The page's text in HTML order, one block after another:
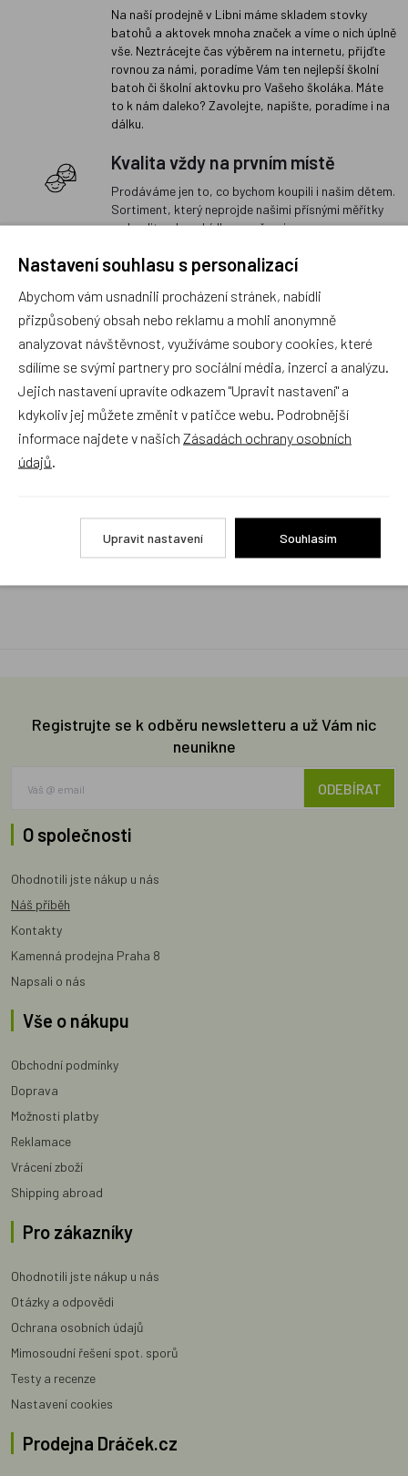
Na naší prodejně v Libni máme skladem stovky
batohů a aktovek mnoha značek a víme o nich úplně
vše. Neztrácejte čas výběrem na internetu, přijďte
rovnou za námi, poradíme Vám ten nejlepší školní
batoh či školní aktovku pro Vašeho školáka. Máte
to k nám daleko? Zavolejte, napište, poradíme i na
dálku.
Kvalita vždy na prvním místě
Prodáváme jen to, co bychom koupili i našim dětem.
Sortiment, který neprojde našimi přísnými měřítky
na kvalitu, do nabídky nezařazujeme.
Rychlé vyřízení reklamace i na dálku
Pokud to povaha vady umožňuje (zjevná
neopravitelnost výrobku), reklamaci vyřídíme i na
základě pouhého zaslání fotografií na náš email a
vyměníme zboží kus za kus. Vždy se snažíme šetřit
Váš čas a peníze. Můžeme si to dovolit, protože
naše kvalitní zboží zákazníci téměř nereklamují.
Milujeme české výrobky
Objednávky obsahující jen skladové položky
expedujeme i v den objednávky, ostatní dle dodací
Registrujte se k odběru newsletteru a už Vám nic
neunikne
ODEBÍRAT
O společnosti
Ohodnotili jste nákup u nás
Náš příběh
Kontakty
Kamenná prodejna Praha 8
Napsali o nás
Vše o nákupu
Obchodní podmínky
Doprava
Možnosti platby
Reklamace
Vrácení zboží
Shipping abroad
Pro zákazníky
Ohodnotili jste nákup u nás
Otázky a odpovědi
Ochrana osobních údajů
Mimosoudní řešení spot. sporů
Testy a recenze
Nastavení cookies
Prodejna Dráček.cz
Nastavení souhlasu s personalizací
Abychom vám usnadnili procházení stránek, nabídli
přizpůsobený obsah nebo reklamu a mohli anonymně
analyzovat návštěvnost, využíváme soubory cookies, které
sdílíme se svými partnery pro sociální média, inzerci a analýzu.
Jejich nastavení upravíte odkazem "Upravit nastavení" a
kdykoliv jej můžete změnit v patičce webu. Podrobnější
informace najdete v našich Zásadách ochrany osobních
údajů
Upravit nastavení Souhlasím